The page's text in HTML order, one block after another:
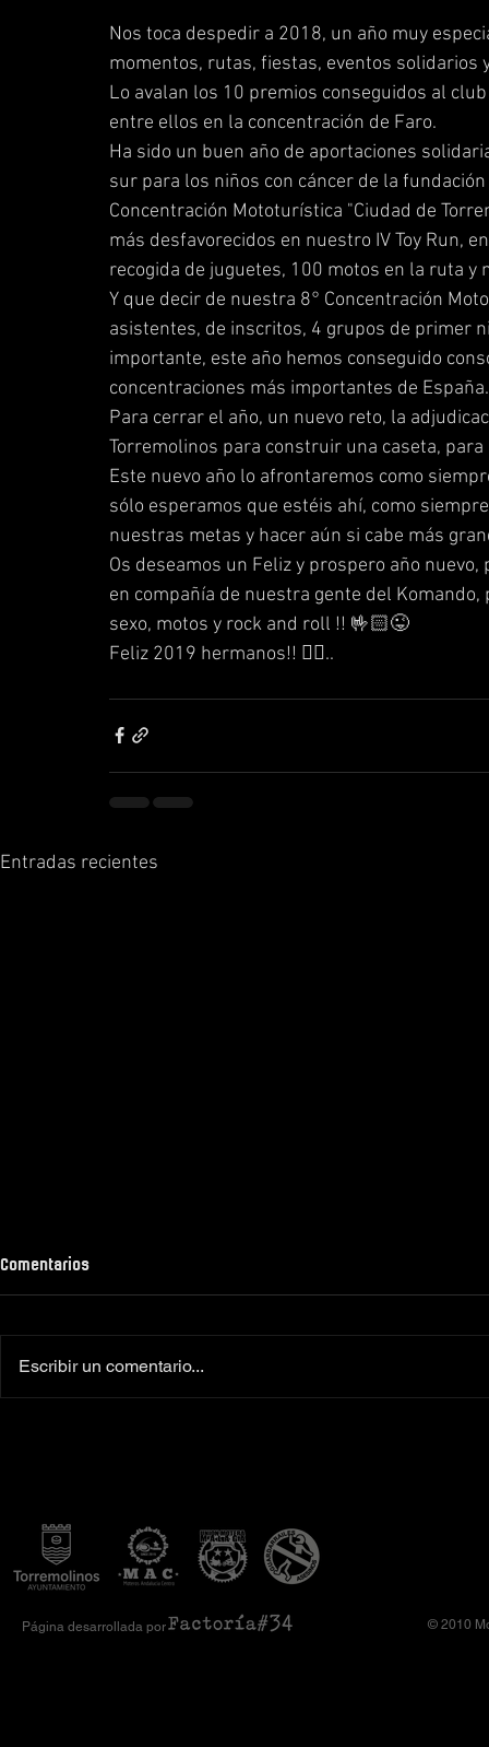
Nos toca despedir a 2018, un año muy
momentos, rutas, fiestas, eventos solidarios
Lo avalan los 10 premios conseguidos al
entre ellos en la concentración de Faro.
Ha sido un buen año de aportaciones
sur para los niños con cáncer de la
Concentración Mototurística "Ciudad de
más desfavorecidos en nuestro IV Toy Run,
recogida de juguetes, 100 motos en la ruta y
Y que decir de nuestra 8° Concentración
asistentes, de inscritos, 4 grupos de primer
importante, este año hemos conseguido
concentraciones más importantes de España.
Para cerrar el año, un nuevo reto, la
Torremolinos para construir una caseta,
Este nuevo año lo afrontaremos como
sólo esperamos que estéis ahí, como
nuestras metas y hacer aún si cabe más
Os deseamos un Feliz y prospero año
en compañía de nuestra gente del
sexo, motos y rock and roll !! 🤟🏻😜
Feliz 2019 hermanos!! ✌🏻..
Entradas recientes
Comentarios
Escribir un comentario...
© 2010
Página desarrollada por